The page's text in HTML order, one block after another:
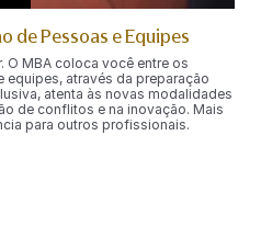
de Pessoas e Equipes
O MBA coloca você entre os
equipes, através da preparação
atenta às novas modalidades
de conflitos e na inovação. Mais
para outros profissionais.